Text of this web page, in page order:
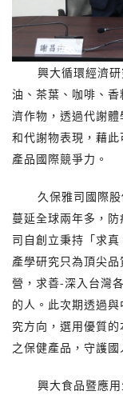
興大循環經濟研
油、茶葉、咖啡、
濟作物，透過代謝
和代謝物表現，藉
產品國際競爭力。
久保雅司國際股
蔓延全球兩年多，
司自創立秉持「求
產學研究只為頂尖
營，求善-深入台灣
的人。此次期透過
究方向，選用優質
之保健產品，守護國
興大食品暨應用